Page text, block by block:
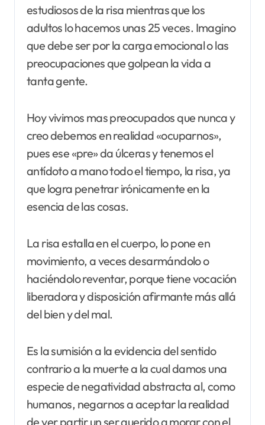
estudiosos de la risa mientras que los
adultos lo hacemos unas 25 veces. Imagino
que debe ser por la carga emocional o las
preocupaciones que golpean la vida a
tanta gente.
Hoy vivimos mas preocupados que nunca y
creo debemos en realidad «ocuparnos»,
pues ese «pre» da úlceras y tenemos el
antídoto a mano todo el tiempo, la risa, ya
que logra penetrar irónicamente en la
esencia de las cosas.
La risa estalla en el cuerpo, lo pone en
movimiento, a veces desarmándolo o
haciéndolo reventar, porque tiene vocación
liberadora y disposición afirmante más allá
del bien y del mal.
Es la sumisión a la evidencia del sentido
contrario a la muerte a la cual damos una
especie de negatividad abstracta al, como
humanos, negarnos a aceptar la realidad
de ver partir un ser querido a morar con el